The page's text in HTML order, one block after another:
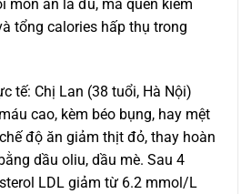
món ăn là đủ, mà quên kiểm
tổng calories hấp thụ trong
tế: Chị Lan (38 tuổi, Hà Nội)
cao, kèm béo bụng, hay mệt
độ ăn giảm thịt đỏ, thay hoàn
dầu oliu, dầu mè. Sau 4
LDL giảm từ 6.2 mmol/L